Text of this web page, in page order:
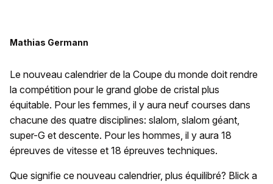
Mathias Germann
Le nouveau calendrier de la Coupe du monde doit rendre
la compétition pour le grand globe de cristal plus
équitable. Pour les femmes, il y aura neuf courses dans
chacune des quatre disciplines: slalom, slalom géant,
super-G et descente. Pour les hommes, il y aura 18
épreuves de vitesse et 18 épreuves techniques.
Que signifie ce nouveau calendrier, plus équilibré? Blick a